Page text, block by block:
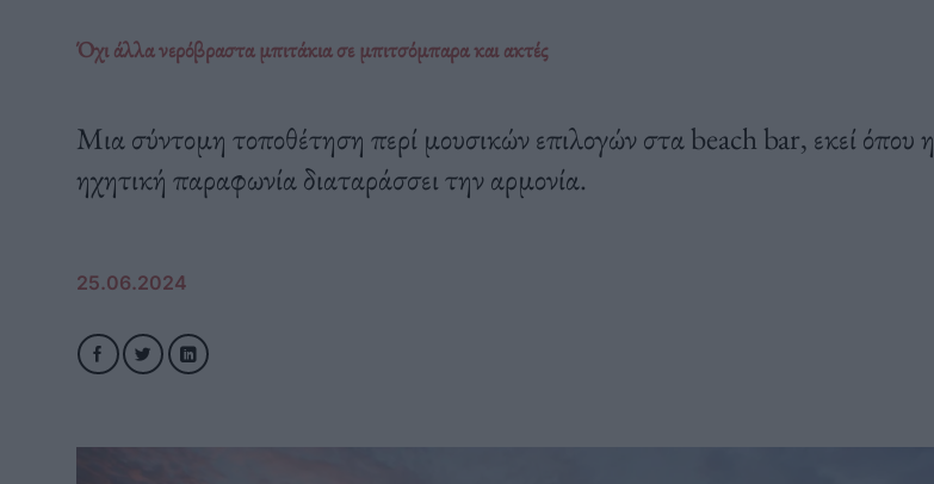
Όχι άλλα νερόβραστα μπιτάκια σε μπιτσόμπαρα και ακτές
Μια σύντομη τοποθέτηση περί μουσικών επιλογών στα beach bar, εκεί όπου η
ηχητική παραφωνία διαταράσσει την αρμονία.
25.06.2024